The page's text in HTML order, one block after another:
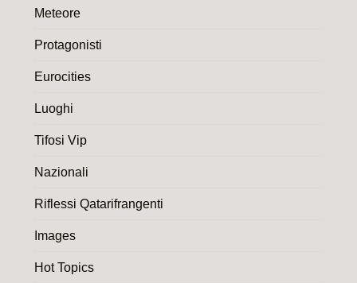
Meteore
Protagonisti
Eurocities
Luoghi
Tifosi Vip
Nazionali
Riflessi Qatarifrangenti
Images
Hot Topics